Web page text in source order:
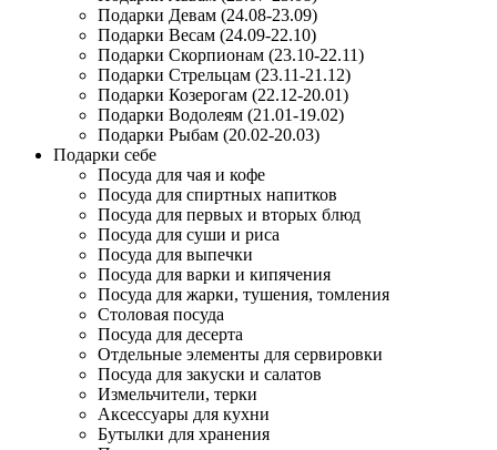
Подарки Девам (24.08-23.09)
Подарки Весам (24.09-22.10)
Подарки Скорпионам (23.10-22.11)
Подарки Стрельцам (23.11-21.12)
Подарки Козерогам (22.12-20.01)
Подарки Водолеям (21.01-19.02)
Подарки Рыбам (20.02-20.03)
Подарки себе
Посуда для чая и кофе
Посуда для спиртных напитков
Посуда для первых и вторых блюд
Посуда для суши и риса
Посуда для выпечки
Посуда для варки и кипячения
Посуда для жарки, тушения, томления
Столовая посуда
Посуда для десерта
Отдельные элементы для сервировки
Посуда для закуски и салатов
Измельчители, терки
Аксессуары для кухни
Бутылки для хранения